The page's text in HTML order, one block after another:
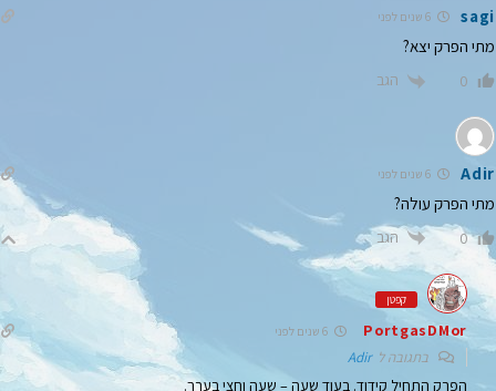
sagi
מתי הפרק יצא?
0 הגב
Adir
מתי הפרק עולה?
0 הגב
קפטן
PortgasDMor
בתגובה לAdir
הפרק התחיל קידוד. בעוד שעה – שעה וחצי בערך.